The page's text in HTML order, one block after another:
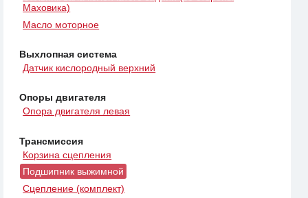
Маховика)
Масло моторное
Выхлопная система
Датчик кислородный верхний
Опоры двигателя
Опора двигателя левая
Трансмиссия
Корзина сцепления
Подшипник выжимной
Сцепление (комплект)